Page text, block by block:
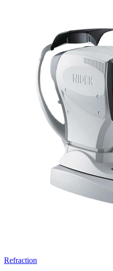
Refraction